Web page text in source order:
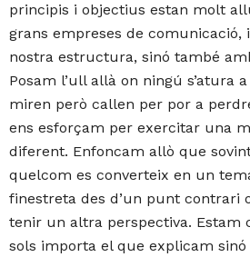
principis i objectius estan molt
grans empreses de comunicació,
nostra estructura, sinó també
Posam l’ull allà on ningú s’atura
miren però callen per por a
ens esforçam per exercitar una
diferent. Enfoncam allò que
quelcom es converteix en un
finestreta des d’un punt contrari
tenir un altra perspectiva. Estam
sols importa el que explicam sinó